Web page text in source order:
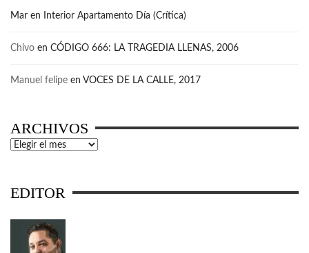
Mar en Interior Apartamento Día (Crítica)
Chivo en CÓDIGO 666: LA TRAGEDIA LLENAS, 2006
Manuel felipe en VOCES DE LA CALLE, 2017
ARCHIVOS
Archivos
EDITOR